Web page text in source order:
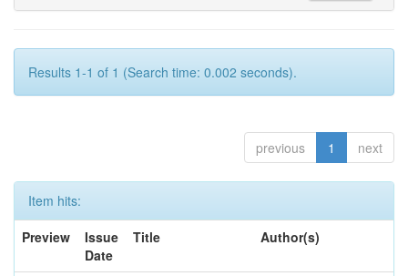
Results 1-1 of 1 (Search time: 0.002 seconds).
previous 1 next
Item hits:
Preview
Issue
Date
Title Author(s)